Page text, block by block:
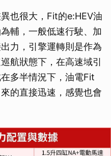
也很大，Fit的e:HEV油
輔，一般低速行駛、加
力，引擎運轉則是作為
航狀態下，在高速域引
多半情況下，油電Fit
的直接迅速，感覺也會